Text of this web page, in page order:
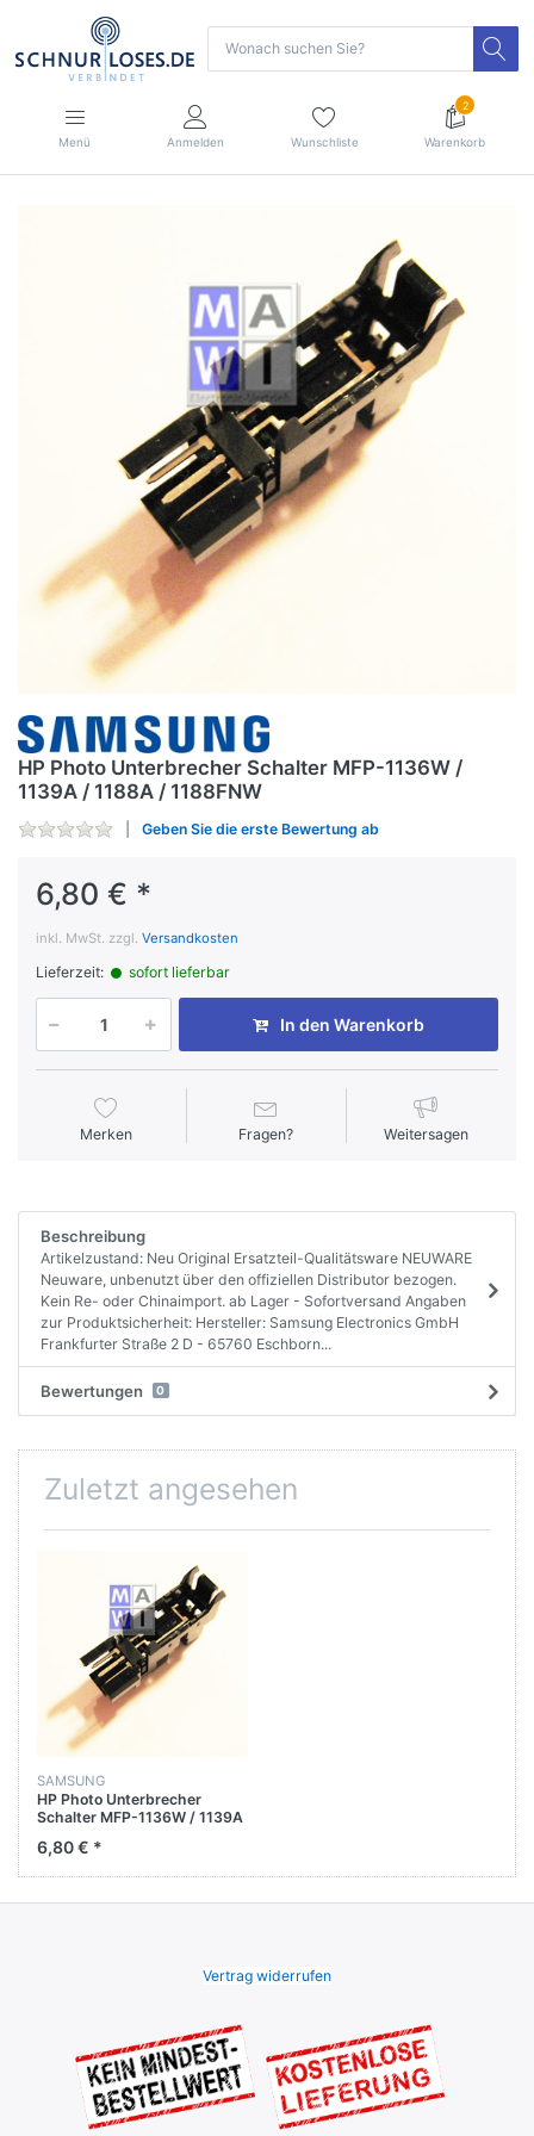
Menü Anmelden Wunschliste
2
Warenkorb
HP Photo Unterbrecher Schalter MFP-1136W /
1139A / 1188A / 1188FNW
Geben Sie die erste Bewertung ab
6,80 € *
inkl. MwSt. zzgl. Versandkosten
Lieferzeit: sofort lieferbar
In den Warenkorb
Merken Fragen? Weitersagen
Beschreibung
Artikelzustand: Neu Original Ersatzteil-Qualitätsware NEUWARE
Neuware, unbenutzt über den offiziellen Distributor bezogen.
Kein Re- oder Chinaimport. ab Lager - Sofortversand Angaben
zur Produktsicherheit: Hersteller: Samsung Electronics GmbH
Frankfurter Straße 2 D - 65760 Eschborn...
Bewertungen 0
Zuletzt angesehen
SAMSUNG
HP Photo Unterbrecher
Schalter MFP-1136W / 1139A
6,80 € *
Vertrag widerrufen